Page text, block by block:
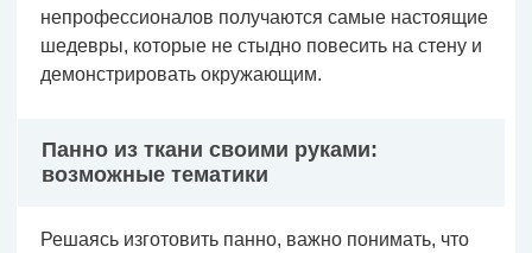
непрофессионалов получаются самые настоящие
шедевры, которые не стыдно повесить на стену и
демонстрировать окружающим.
Панно из ткани своими руками:
возможные тематики
Решаясь изготовить панно, важно понимать, что